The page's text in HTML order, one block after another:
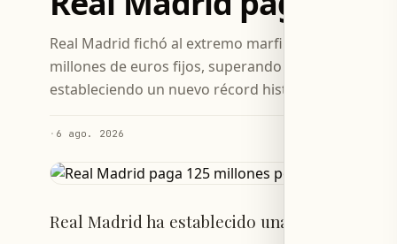
Real Madrid fichó al extremo marfileño Yan
millones de euros fijos, superando la cifra pagada
estableciendo un nuevo récord histórico del club.
· 6 ago. 2026
Real Madrid ha establecido una nueva